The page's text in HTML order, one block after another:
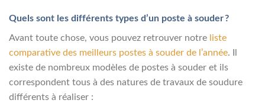
Quels sont les différents types d’un poste à souder ?
Avant toute chose, vous pouvez retrouver notre liste
comparative des meilleurs postes à souder de l’année. Il
existe de nombreux modèles de postes à souder et ils
correspondent tous à des natures de travaux de soudure
différents à réaliser :